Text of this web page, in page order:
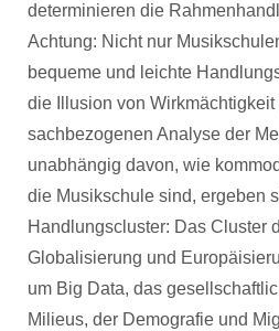
determinieren die
Achtung: Nicht nur
bequeme und leichte
die Illusion von Wirkmächtigkeit
sachbezogenen Analyse der
unabhängig davon, wie
die Musikschule sind, ergeben
Handlungscluster: Das Cluster
Globalisierung und
um Big Data, das
Milieus, der Demografie und